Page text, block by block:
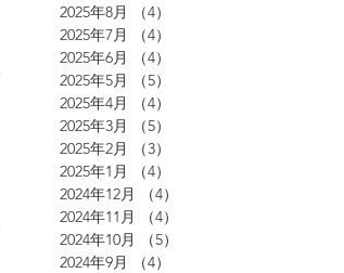
2025年8月
（4）
2025年7月
（4）
2025年6月
（4）
2025年5月
（5）
2025年4月
（4）
2025年3月
（5）
2025年2月
（3）
2025年1月
（4）
2024年12月
（4）
2024年11月
（4）
2024年10月
（5）
2024年9月
（4）